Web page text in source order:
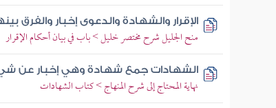
الإقرار والشهادة والدعوى إخبار والفرق
منح الجليل شرح مختصر خليل > باب في بيان أحكام الإقرار
الشهادات جمع شهادة وهي إخبار عن
نهاية المحتاج إلى شرح المنهاج > كتاب الشهادات